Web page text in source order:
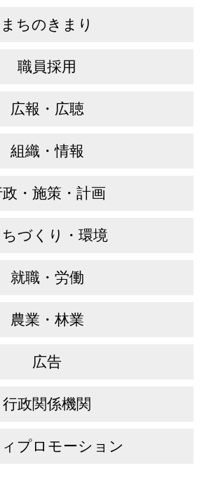
まちのきまり
職員採用
広報・広聴
組織・情報
・施策・計画
ちづくり・環境
就職・労働
農業・林業
広告
行政関係機関
プロモーション